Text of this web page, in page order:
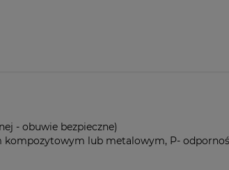
- obuwie bezpieczne)
kompozytowym lub metalowym, P-